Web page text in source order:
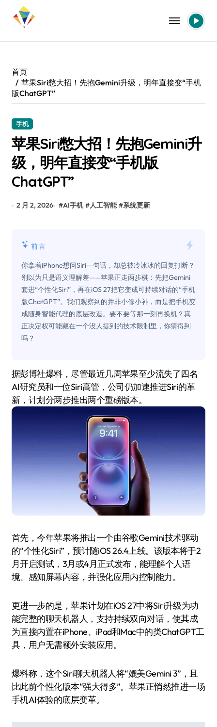
首页
苹果Siri憋大招！先抱Gemini升级，明年直接变“手机
版ChatGPT”
手机
苹果Siri憋大招！先抱Gemini升
级，明年直接变“手机版
ChatGPT”
2 月 2, 2026 #AI手机 #人工智能 #系统更新
前言
你拿着iPhone想问Siri一句话，却总被冷冰冰的回复打断？
别以为只是语义理解差——苹果正走两步棋：先把Gemini
套进“个性化Siri”，再在iOS 27把它变成可持续对话的“手机
版ChatGPT”。我们观察到的并非小修小补，而是把手机变
成随身智能代理的底层改造。要不要等那一刻再换机？真
正决定权可能藏在一个没人提到的技术限制里，你猜得到
吗？
据彭博社爆料，尽管最近几周苹果至少流失了四名
AI研究员和一位Siri高管，公司仍加速推进Siri的革
新，计划分两步推出两个重磅版本。
首先，今年苹果将推出一个由谷歌Gemini技术驱动
的“个性化Siri”，预计随iOS 26.4上线。该版本将于2
月开启测试，3月或4月正式发布，能理解个人语
境、感知屏幕内容，并强化应用内控制能力。
更进一步的是，苹果计划在iOS 27中将Siri升级为功
能完整的聊天机器人，支持持续双向对话，使其成
为直接内置在iPhone、iPad和Mac中的类ChatGPT工
具，用户无需额外安装应用。
爆料称，这个Siri聊天机器人将“媲美Gemini 3”，且
比此前个性化版本“强大得多”。苹果正悄然推进一场
手机AI体验的底层变革。